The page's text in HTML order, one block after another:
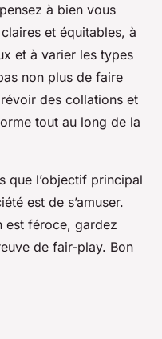
à bien vous
et équitables, à
et à varier les types
non plus de faire
des collations et
tout au long de la
que l’objectif principal
est de s’amuser.
est féroce, gardez
de fair-play. Bon